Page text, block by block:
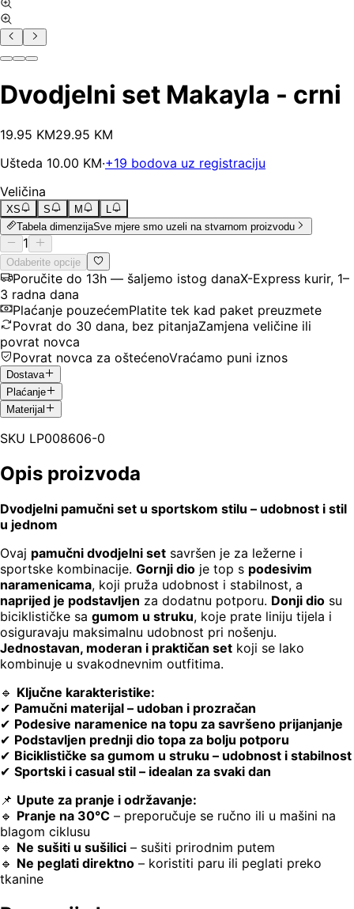
Dvodjelni set Makayla - crni
19.95 KM29.95 KM
Ušteda 10.00 KM·+19 bodova uz registraciju
Veličina
XS S M
L
Tabela dimenzijaSve mjere smo uzeli na stvarnom proizvodu
1
Odaberite opcije
Poručite do 13h — šaljemo istog danaX-Express kurir, 1–
3 radna dana
Plaćanje pouzećemPlatite tek kad paket preuzmete
Povrat do 30 dana, bez pitanjaZamjena veličine ili
povrat novca
Povrat novca za oštećenoVraćamo puni iznos
Dostava
Plaćanje
Materijal
SKU LP008606-0
Opis proizvoda
Dvodjelni pamučni set u sportskom stilu – udobnost i stil
u jednom
Ovaj pamučni dvodjelni set savršen je za ležerne i
sportske kombinacije. Gornji dio je top s podesivim
naramenicama, koji pruža udobnost i stabilnost, a
naprijed je podstavljen za dodatnu potporu. Donji dio su
biciklističke sa gumom u struku, koje prate liniju tijela i
osiguravaju maksimalnu udobnost pri nošenju.
Jednostavan, moderan i praktičan set koji se lako
kombinuje u svakodnevnim outfitima.
🔹 Ključne karakteristike:
✔ Pamučni materijal – udoban i prozračan
✔ Podesive naramenice na topu za savršeno prijanjanje
✔ Podstavljen prednji dio topa za bolju potporu
✔ Biciklističke sa gumom u struku – udobnost i stabilnost
✔ Sportski i casual stil – idealan za svaki dan
📌 Upute za pranje i održavanje:
🔹 Pranje na 30°C – preporučuje se ručno ili u mašini na
blagom ciklusu
🔹 Ne sušiti u sušilici – sušiti prirodnim putem
🔹 Ne peglati direktno – koristiti paru ili peglati preko
tkanine